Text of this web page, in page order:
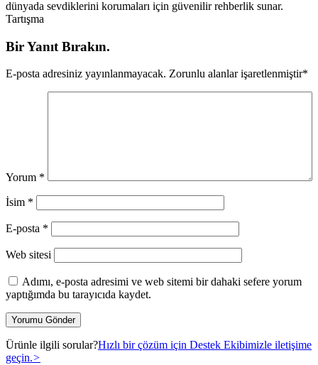
dünyada sevdiklerini korumaları için güvenilir rehberlik sunar.
Tartışma
Bir Yanıt Bırakın.
E-posta adresiniz yayınlanmayacak. Zorunlu alanlar işaretlenmiştir*
Yorum *
İsim *
E-posta *
Web sitesi
Adımı, e-posta adresimi ve web sitemi bir dahaki sefere yorum
yaptığımda bu tarayıcıda kaydet.
Ürünle ilgili sorular?Hızlı bir çözüm için Destek Ekibimizle iletişime
geçin.>